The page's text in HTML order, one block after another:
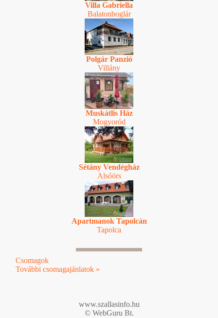
Villa Gabriella
Balatonboglár
Polgár Panzió
Villány
Muskátlis Ház
Mogyoród
Sétány Vendégház
Alsóörs
Apartmanok Tapolcán
Tapolca
Csomagok
További csomagajánlatok »
www.szallasinfo.hu
© WebGuru Bt.